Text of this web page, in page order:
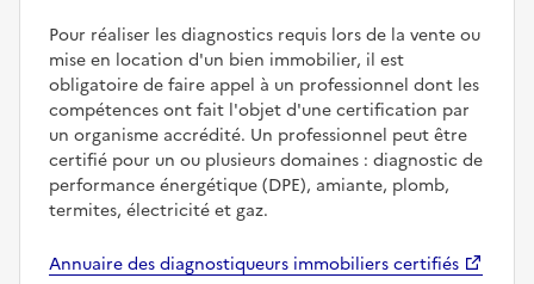
Pour réaliser les diagnostics requis lors de la vente ou
mise en location d'un bien immobilier, il est
obligatoire de faire appel à un professionnel dont les
compétences ont fait l'objet d'une certification par
un organisme accrédité. Un professionnel peut être
certifié pour un ou plusieurs domaines : diagnostic de
performance énergétique (DPE), amiante, plomb,
termites, électricité et gaz.
Annuaire des diagnostiqueurs immobiliers certifiés